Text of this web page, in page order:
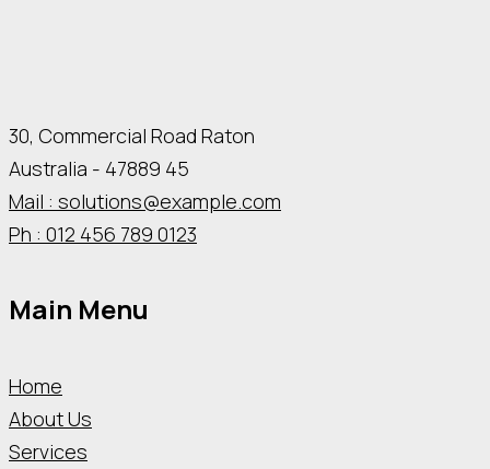
30, Commercial Road Raton
Australia - 47889 45
Mail : solutions@example.com
Ph : 012 456 789 0123
Main Menu
Home
About Us
Services